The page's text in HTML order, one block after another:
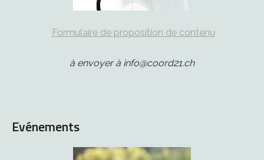
Formulaire de proposition de contenu
à envoyer à info@coord21.ch
Evénements